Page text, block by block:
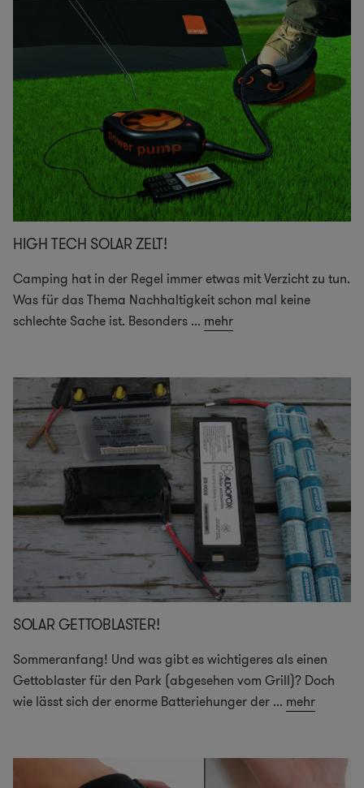
HIGH TECH SOLAR ZELT!
Camping hat in der Regel immer etwas mit Verzicht zu tun.
Was für das Thema Nachhaltigkeit schon mal keine
schlechte Sache ist. Besonders ... mehr
SOLAR GETTOBLASTER!
Sommeranfang! Und was gibt es wichtigeres als einen
Gettoblaster für den Park (abgesehen vom Grill)? Doch
wie lässt sich der enorme Batteriehunger der ... mehr